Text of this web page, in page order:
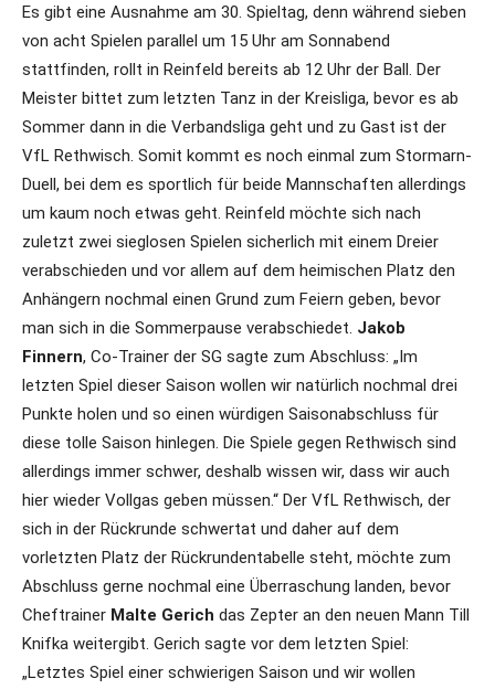
Es gibt eine Ausnahme am 30. Spieltag, denn während sieben
von acht Spielen parallel um 15 Uhr am Sonnabend
stattfinden, rollt in Reinfeld bereits ab 12 Uhr der Ball. Der
Meister bittet zum letzten Tanz in der Kreisliga, bevor es ab
Sommer dann in die Verbandsliga geht und zu Gast ist der
VfL Rethwisch. Somit kommt es noch einmal zum Stormarn-
Duell, bei dem es sportlich für beide Mannschaften allerdings
um kaum noch etwas geht. Reinfeld möchte sich nach
zuletzt zwei sieglosen Spielen sicherlich mit einem Dreier
verabschieden und vor allem auf dem heimischen Platz den
Anhängern nochmal einen Grund zum Feiern geben, bevor
man sich in die Sommerpause verabschiedet. Jakob
Finnern, Co-Trainer der SG sagte zum Abschluss: „Im
letzten Spiel dieser Saison wollen wir natürlich nochmal drei
Punkte holen und so einen würdigen Saisonabschluss für
diese tolle Saison hinlegen. Die Spiele gegen Rethwisch sind
allerdings immer schwer, deshalb wissen wir, dass wir auch
hier wieder Vollgas geben müssen.“ Der VfL Rethwisch, der
sich in der Rückrunde schwertat und daher auf dem
vorletzten Platz der Rückrundentabelle steht, möchte zum
Abschluss gerne nochmal eine Überraschung landen, bevor
Cheftrainer Malte Gerich das Zepter an den neuen Mann Till
Knifka weitergibt. Gerich sagte vor dem letzten Spiel:
„Letztes Spiel einer schwierigen Saison und wir wollen